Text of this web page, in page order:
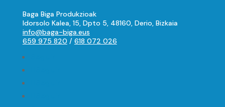
Baga Biga Produkzioak
Idorsolo Kalea, 15, Dpto 5, 48160, Derio, Bizkaia
info@baga-biga.eus
659 975 820 / 618 072 026